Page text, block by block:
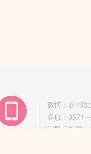
微博：@书耽
客服：
问题反馈群